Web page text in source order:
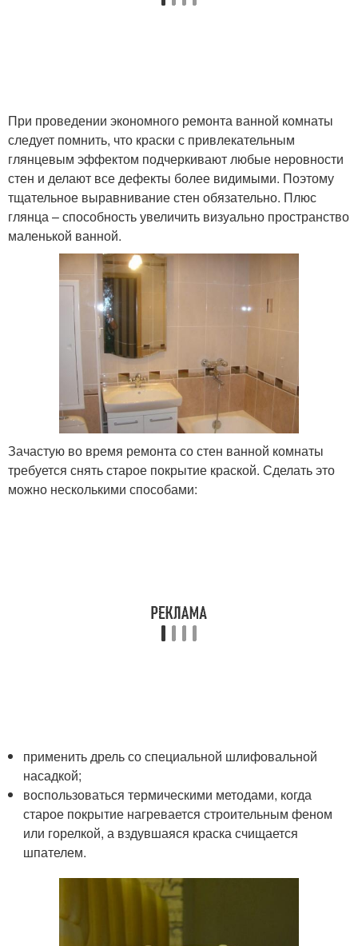
При проведении экономного ремонта ванной комнаты
следует помнить, что краски с привлекательным
глянцевым эффектом подчеркивают любые неровности
стен и делают все дефекты более видимыми. Поэтому
тщательное выравнивание стен обязательно. Плюс
глянца – способность увеличить визуально пространство
маленькой ванной.
Зачастую во время ремонта со стен ванной комнаты
требуется снять старое покрытие краской. Сделать это
можно несколькими способами:
применить дрель со специальной шлифовальной
насадкой;
воспользоваться термическими методами, когда
старое покрытие нагревается строительным феном
или горелкой, а вздувшаяся краска счищается
шпателем.